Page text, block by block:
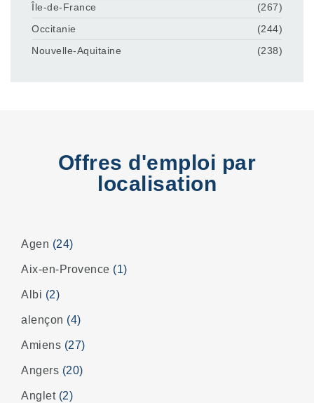
Île-de-France
(267)
Occitanie
(244)
Nouvelle-Aquitaine
(238)
Offres d'emploi par
localisation
Agen (24)
Aix-en-Provence (1)
Albi (2)
alençon (4)
Amiens (27)
Angers (20)
Anglet (2)